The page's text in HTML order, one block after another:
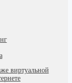
виртуальной